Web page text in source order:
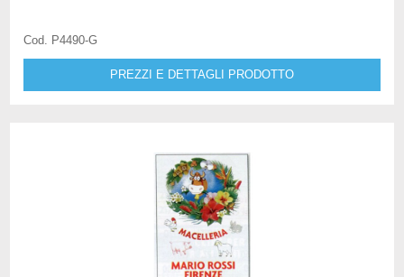
Cod. P4490-G
PREZZI E DETTAGLI PRODOTTO